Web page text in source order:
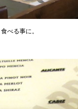
べる事に。